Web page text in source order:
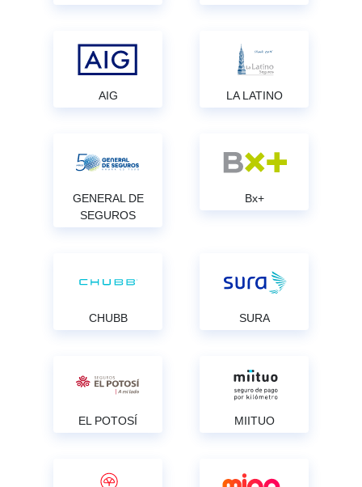
AIG LA LATINO
GENERAL DE
SEGUROS
Bx+
CHUBB SURA
EL POTOSÍ MIITUO